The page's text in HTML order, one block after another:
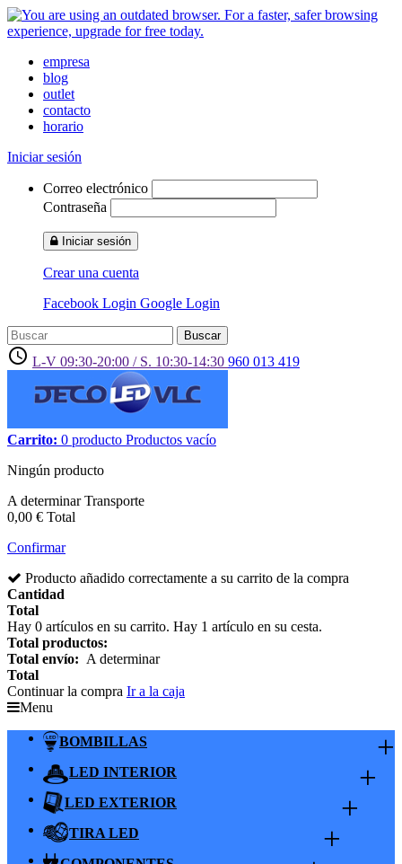
empresa
blog
outlet
contacto
horario
Iniciar sesión
Correo electrónico
Contraseña
Iniciar sesión
Crear una cuenta
Facebook Login Google Login
Buscar
access_time L-V 09:30-20:00 / S. 10:30-14:30 960 013 419
Carrito: 0 producto Productos vacío
Ningún producto
A determinarTransporte
0,00 € Total
Confirmar
Producto añadido correctamente a su carrito de la compra
Cantidad
Total
Hay 0 artículos en su carrito. Hay 1 artículo en su cesta.
Total productos:
Total envío: A determinar
Total
Continuar la compra Ir a la caja
Menu
BOMBILLAS +
LED INTERIOR +
LED EXTERIOR +
TIRA LED +